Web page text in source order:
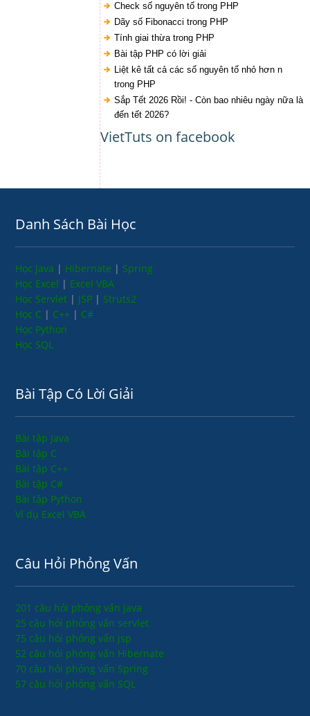
Check số nguyên tố trong PHP
Dãy số Fibonacci trong PHP
Tính giai thừa trong PHP
Bài tập PHP có lời giải
Liệt kê tất cả các số nguyên tố nhỏ hơn n
trong PHP
Sắp Tết 2026 Rồi! - Còn bao nhiêu ngày nữa là
đến tết 2026?
VietTuts on facebook
Danh Sách Bài Học
Học Java | Hibernate | Spring
Học Excel | Excel VBA
Học Servlet | JSP | Struts2
Học C | C++ | C#
Học Python
Học SQL
Bài Tập Có Lời Giải
Bài tập Java
Bài tập C
Bài tập C++
Bài tập C#
Bài tập Python
Ví dụ Excel VBA
Câu Hỏi Phỏng Vấn
201 câu hỏi phỏng vấn java
25 câu hỏi phỏng vấn servlet
75 câu hỏi phỏng vấn jsp
52 câu hỏi phỏng vấn Hibernate
70 câu hỏi phỏng vấn Spring
57 câu hỏi phỏng vấn SQL